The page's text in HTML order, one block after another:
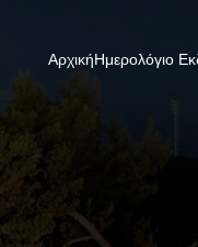
ΑρχικήΗμερολόγιο